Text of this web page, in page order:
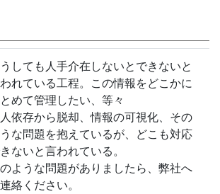
しても人手介在しないとできないと
れている工程。この情報をどこかに
めて管理したい、等々
依存から脱却、情報の可視化、その
な問題を抱えているが、どこも対応
ないと言われている。
ような問題がありましたら、弊社へ
絡ください。